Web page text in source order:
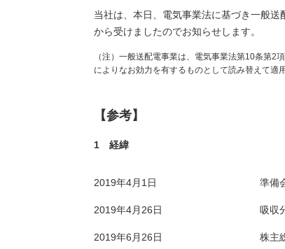
当社は、本日、電気事業法に基づき一般
から受けましたのでお知らせします。
（注）一般送配電事業は、電気事業法第10条第
によりなお効力を有するものとして読み替えて適
【参考】
1 経緯
2019年4月1日 準備
2019年4月26日 吸収
2019年6月26日 株主